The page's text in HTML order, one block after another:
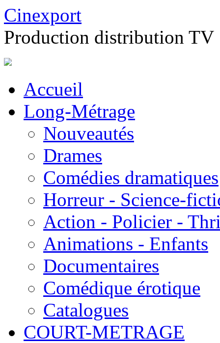
Cinexport
Production distribution TV
Accueil
Long-Métrage
Nouveautés
Drames
Comédies dramatiques
Horreur - Science-
Action - Policier -
Animations - Enfants
Documentaires
Comédique érotique
Catalogues
COURT-METRAGE